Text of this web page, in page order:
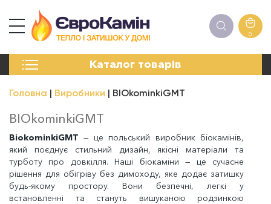
0
Каталог товарів
ПЕЧІ
ЕЛЕКТРОКАМІНИ
АКСЕСУАРИ
ХІМІЯ
МОНТАЖ
ЕНЕРГОСИСТЕМИ
Головна Виробники BIOkominkiGMT
BIOkominkiGMT
BiokominkiGMT — це польський виробник біокамінів,
який поєднує стильний дизайн, якісні матеріали та
турботу про довкілля. Наші біокаміни — це сучасне
рішення для обігріву без димоходу, яке додає затишку
будь-якому простору. Вони безпечні, легкі у
встановленні та стануть вишуканою родзинкою